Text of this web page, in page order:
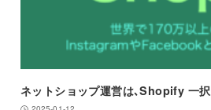
ネットショップ運営は､Shopify 一択